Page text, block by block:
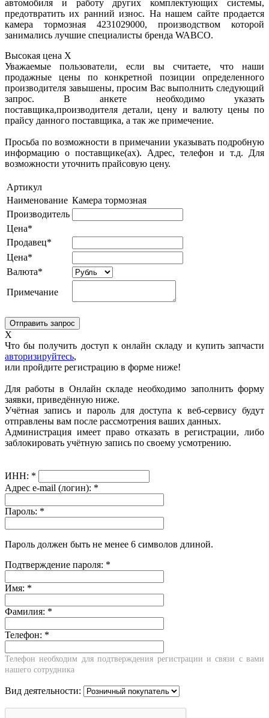
автомобиля и работу других комплектующих системы,
предотвратить их ранний износ. На нашем сайте продается
камера тормозная 4231029000, производством которой
занимались лучшие специалисты бренда WABCO.
Высокая цена X
Уважаемые пользователи, если вы считаете, что наши
продажные цены по конкретной позиции определенного
производителя завышены, просим Вас выполнить следующий
запрос. В анкете необходимо указать
поставщика,производителя детали, цену и валюту цены по
прайсу данного поставщика, а так же примечение.
Просьба по возможности в примечании указывать подробную
информацию о поставщике(ах). Адрес, телефон и т.д. Для
возможности уточнить прайсовую цену.
Артикул
Наименование Камера тормозная
Производитель
Цена*
Продавец*
Цена*
Валюта*
Примечание
X
Что бы получить доступ к онлайн складу и купить запчасти
авторизируйтесь,
или пройдите регистрацию в форме ниже!
Для работы в Онлайн складе необходимо заполнить форму
заявки, приведённую ниже.
Учётная запись и пароль для доступа к веб-сервису будут
отправлены вам после рассмотрения ваших данных.
Администрация имеет право отказать в регистрации, либо
заблокировать учётную запись по своему усмотрению.
ИНН: *
Адрес e-mail (логин): *
Пароль: *
Пароль должен быть не менее 6 символов длиной.
Подтверждение пароля: *
Имя: *
Фамилия: *
Телефон: *
Телефон необходим для подтверждения регистрации и связи с вами
нашего сотрудника
Вид деятельности: